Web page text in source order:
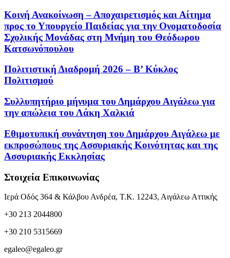
Κοινή Ανακοίνωση – Αποχαιρετισμός και Αίτημα
προς το Υπουργείο Παιδείας για την Ονοματοδοσία
Σχολικής Μονάδας στη Μνήμη του Θεόδωρου
Κατσωνόπουλου
Πολιτιστική Διαδρομή 2026 – Β’ Κύκλος
Πολιτισμού
Συλλυπητήριο μήνυμα του Δημάρχου Αιγάλεω για
την απώλεια του Λάκη Χαλκιά
Εθιμοτυπική συνάντηση του Δημάρχου Αιγάλεω με
εκπροσώπους της Ασσυριακής Κοινότητας και της
Ασσυριακής Εκκλησίας
Στοιχεία Επικοινωνίας
Ιερά Οδός 364 & Κάλβου Ανδρέα, Τ.Κ. 12243, Αιγάλεω Αττικής
+30 213 2044800
+30 210 5315669
egaleo@egaleo.gr